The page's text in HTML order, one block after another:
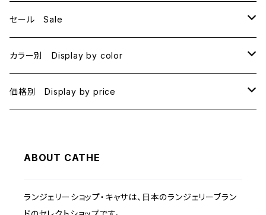
セール Sale
B70
B75
C70
C75
カラー別 Display by color
BLACK
BEIGE
NAVY
価格別 Display by price
1000~
2000~
ABOUT CATHE
ランジェリーショップ・キャサは、日本のランジェリーブラン